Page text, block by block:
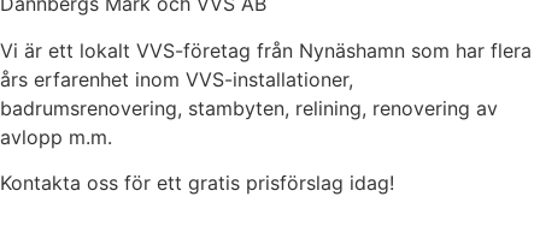
Vi är ett lokalt VVS-företag från Nynäshamn som har flera
års erfarenhet inom VVS-installationer,
badrumsrenovering, stambyten, relining, renovering av
avlopp m.m.
Kontakta oss för ett gratis prisförslag idag!